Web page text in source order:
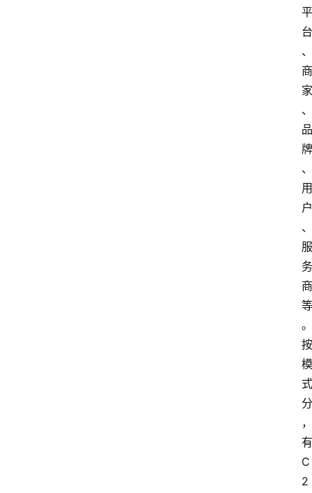
平
台
、
商
家
、
品
牌
、
用
户
、
服
务
商
等
。
按
模
式
分
，
有
C
2